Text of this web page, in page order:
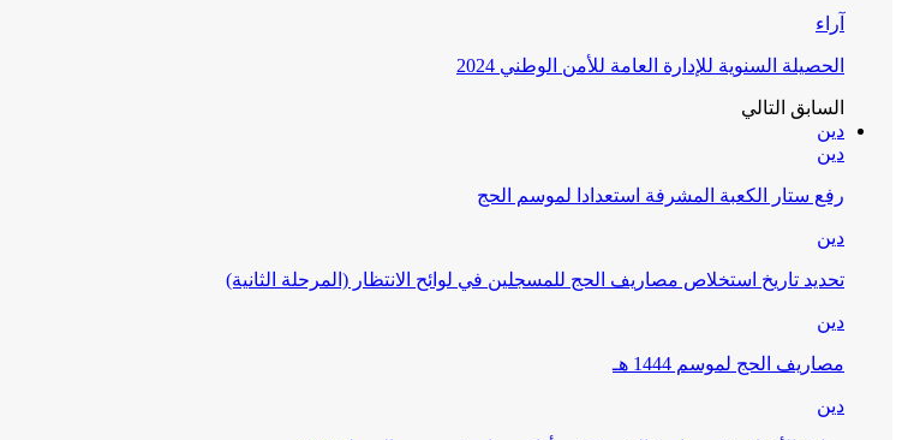
آراء
الحصيلة السنوية للإدارة العامة للأمن الوطني 2024
السابق التالي
دين
دين
رفع ستار الكعبة المشرفة استعدادا لموسم الحج
دين
تحديد تاريخ استخلاص مصاريف الحج للمسجلين في لوائح الانتظار (المرحلة الثانية)
دين
مصاريف الحج لموسم 1444 هـ
دين